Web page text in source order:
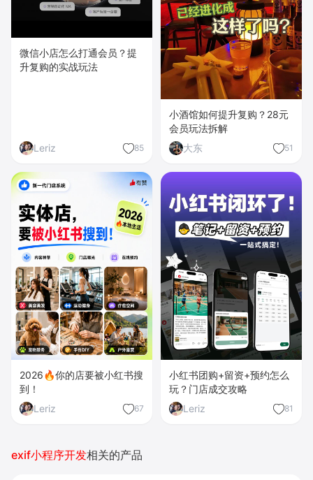
微信小店怎么打通会员？提
升复购的实战玩法
Leriz 85
小酒馆如何提升复购？28元
会员玩法拆解
大东
51
2026🔥你的店要被小红书搜
到！
Leriz
67
小红书团购+留资+预约怎么
玩？门店成交攻略
Leriz
81
exif小程序开发相关的产品